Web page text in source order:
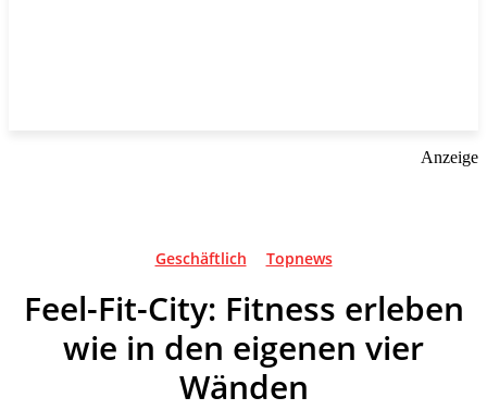
Anzeige
Geschäftlich Topnews
Feel-Fit-City: Fitness erleben
wie in den eigenen vier
Wänden